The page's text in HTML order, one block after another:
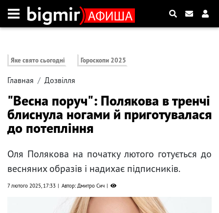
Яке свято сьогодні Гороскопи 2025
Главная Дозвілля
"Весна поруч": Полякова в тренчі
блиснула ногами й приготувалася
до потепління
Оля Полякова на початку лютого готується до
весняних образів і надихає підписників.
7 лютого 2025, 17:33 Автор: Дмитро Сич